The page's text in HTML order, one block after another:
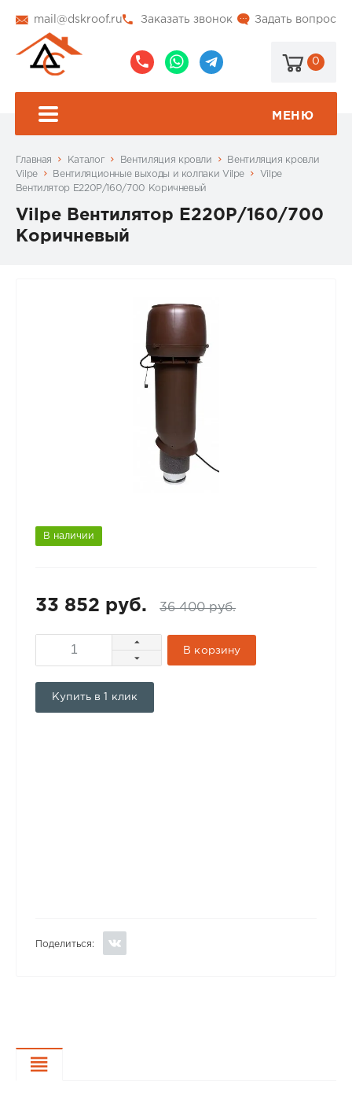
mail@dskroof.ru Задать вопрос
Заказать звонок
0
МЕНЮ
Главная Каталог Вентиляция кровли
Вентиляция кровли
Vilpe
Вентиляционные выходы и колпаки Vilpe
Vilpe
Вентилятор Е220Р/160/700 Коричневый
Vilpe Вентилятор Е220Р/160/700
Коричневый
В наличии
33 852 руб. 36 400 руб.
В корзину
Купить в 1 клик
Поделиться: